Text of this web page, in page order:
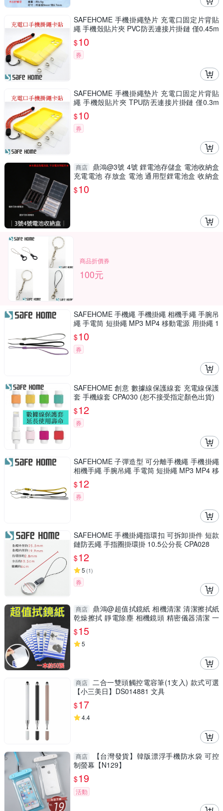
SAFEHOME 手機掛繩墊片 充電口固定片背貼
繩 手機殼貼片夾 PVC防丟連接片掛鏈 僅0.45m
m 厚 CPA043
$10
券
SAFEHOME 手機掛繩墊片 充電口固定片背貼
繩 手機殼貼片夾 TPU防丟連接片掛鏈 僅0.3m
m 厚 CPA042
$10
券
商店
鼎鴻@3號 4號 鋰電池存儲盒 電池收納盒
充電電池 存放盒 電池 通用型鋰電池盒 收納盒
儲存盒
$10
商品折價券
100元
SAFEHOME 手機繩 手機掛繩 相機手繩 手腕吊
繩 手電筒 短掛繩 MP3 MP4 移動電源 用掛繩 1
3公分長 CPA017
$10
券
SAFEHOME 創意 數據線保護線套 充電線保護
套 手機線套 CPA030 (恕不接受指定顏色出貨)
$12
券
SAFEHOME 子彈造型 可分離手機繩 手機掛繩
相機手繩 手腕吊繩 手電筒 短掛繩 MP3 MP4 移
動電源 用掛繩 13公分長 CPA019
$12
券
SAFEHOME 手機掛繩指環扣 可拆卸掛件 短款
鏈防丟繩 手指圈掛環掛 10.5公分長 CPA028
$12
5 (1)
券
商店
鼎鴻@超值拭鏡紙 相機清潔 清潔擦拭紙
乾燥擦拭 靜電除塵 相機鏡頭 精密儀器清潔 一
本約50張
$15
5
商店 二合一雙頭觸控電容筆(1支入) 款式可選
【小三美日】DS014881 文具
$17
4.4
商店
【台灣發貨】韓版漂浮手機防水袋 可控
制螢幕【N129】
$19
活動